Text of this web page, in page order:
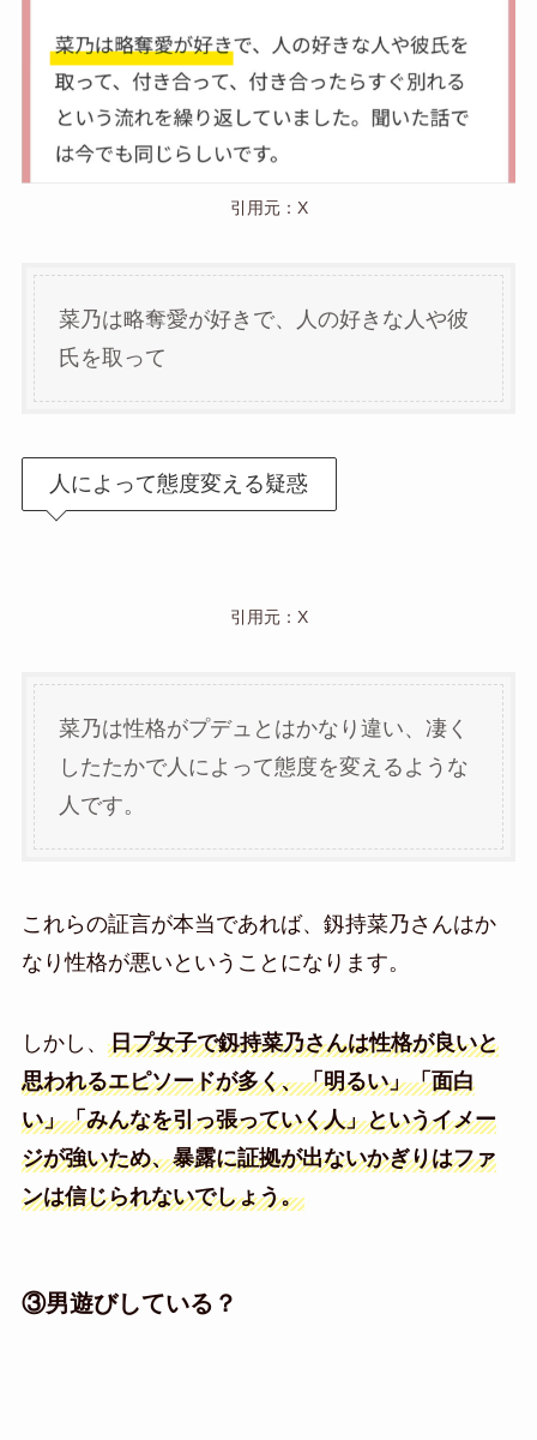
引用元：X
菜乃は略奪愛が好きで、人の好きな人や彼
氏を取って
人によって態度変える疑惑
引用元：X
菜乃は性格がプデュとはかなり違い、凄く
したたかで人によって態度を変えるような
人です。
これらの証言が本当であれば、釼持菜乃さんはか
なり性格が悪いということになります。
しかし、 日プ女子で釼持菜乃さんは性格が良いと
思われるエピソードが多く、「明るい」「面白
い」「みんなを引っ張っていく人」というイメー
ジが強いため、暴露に証拠が出ないかぎりはファ
ンは信じられないでしょう。
③男遊びしている？